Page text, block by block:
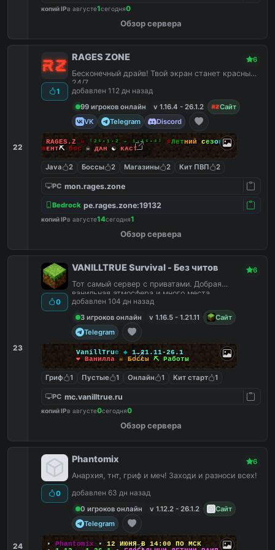
копий IPв августе1сегодня0
Обзор сервера
22
1
RAGES ZONE 6
Бесконечный драйв! Твой экран станет красным!
24/7
добавлен 112 дн назад
99 игроков онлайн
v 1.16.4 - 26.1.2
Сайт
VK
Telegram Discord
RAGES. Z « ⁽²⁶⋅¹⋅² - ¹⋅¹⁶⋅⁴⁾ ⭐Летний сезон⭐
ʙᴇнᴛ⛏ боᴄ☠ дᴀн ☯ ᴋᴀᴄᴛ
Java 2 Боссы 2 Магазины 2 Кит ПВП 2
PC mon.rages.zone
Bedrock pe.rages.zone:19132
копий IPв августе14сегодня1
Обзор сервера
23
0
VANILLTRUE Survival - Без читов 6
Тот самый сервер с приватами. Добрая
ванильная атмосфера и много места.
добавлен 104 дн назад
3 игроков онлайн
v 1.16.5 - 1.21.11
Сайт
Telegram
VanillTrue ◆ 1.21.11-26.1
❤ Ванилла ☠ Боссы ⛏ Работы
Гриф 1 Пустые 1 Онлайн 1 Кит старт 1
PC mc.vanilltrue.ru
копий IPв августе0сегодня0
Обзор сервера
24
0
Phantomix 6
Анархия, тнт, гриф и меч! Заходи и разноси всех!
добавлен 63 дн назад
0 игроков онлайн
v 1.12.2 - 26.1.2
Сайт
Telegram
▪ Phantomix ▪ 12 ИЮНЯ В 14:00 ПО МСК